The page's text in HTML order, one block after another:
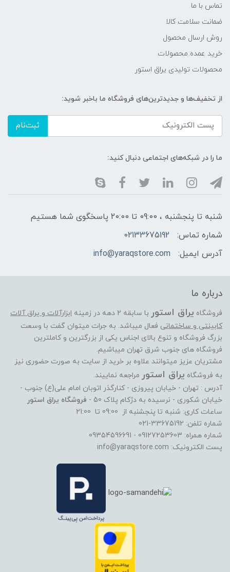
تماس با ما
ضمانت سلامت کالا
روش ارسال محصول
خرید عمده محصولات
محصولات تولیدی یراق استور
از تخفیف‌ها و جدیدترین‌های فروشگاه ما باخبر شوید:
ثبت‌نام
ما را در شبکه‌های اجتماعی دنبال کنید:
شنبه تا پنجشنبه ، 09:00 تا 20:00 پاسخگوی شما هستیم
شماره تماس:
02133675192
آدرس ایمیل:
info@yaraqstore.com
درباره ما
فروشگاه یراق استور با سابقه 2 دهه در زمینه
ابزارآلات و یراق آلات
کابینتی و ساختمانی فعال میباشد. به جرات میتوان گفت با وسعت
بزرگ فروشگاه و تنوع بالای اجناس یکی از بزرگترین و کاملترین
فروشگاه های جنوب شرق تهران میباشیم.
مشتریان عزیز میتوانند علاوه بر خرید از سایت به صورت حضوری نیز
به فروشگاه یراق استور مراجعه نماییند.
آدرس : تهران - خیابان پیروزی - کنارگذر اتوبان امام علی(ع) جنوب -
خیابان شکوری - نرسیده به دژکام پلاک 50 -
فروشگاه یراق استور
ساعات کاری: شنبه تا پنجشنبه از 09:00 تا 21:00
شماره تلفن: 33675192-021
شماره همراه: 09127253603 - 09354596691
پست الکترونیک: info@yaraqstore.com